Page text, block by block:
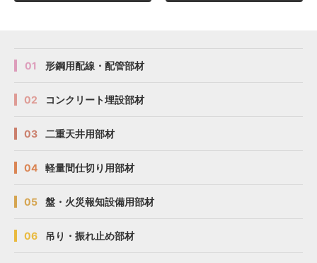
01 形鋼用配線・配管部材
02 コンクリート埋設部材
03 二重天井用部材
04 軽量間仕切り用部材
05 盤・火災報知設備用部材
06 吊り・振れ止め部材